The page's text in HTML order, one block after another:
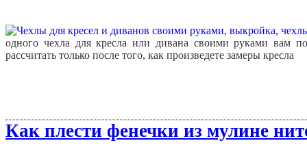
одного чехла для кресла или дивана своими руками вам
рассчитать только после того, как произведете замеры кресла
Как плести фенечки из мулине